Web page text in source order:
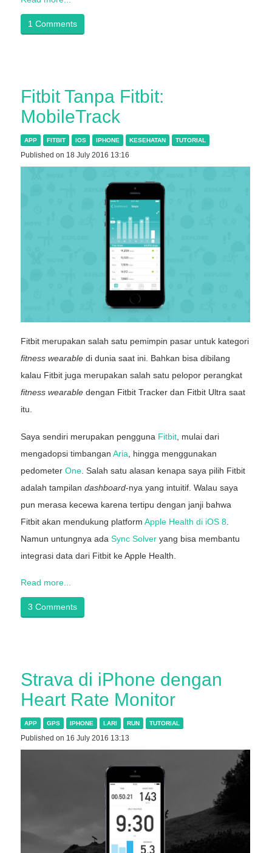
1 Comments
Fitbit Tanpa Fitbit:
MobileTrack
APP FITBIT IOS IPHONE KESEHATAN TUTORIAL
Published on 18 July 2016 13:16
Fitbit merupakan salah satu pemimpin pasar untuk kategori
fitness wearable di dunia saat ini. Bahkan bisa dibilang
kalau Fitbit juga merupakan salah satu pelopor perangkat
fitness wearable dengan Fitbit Tracker dan Fitbit Ultra saat
itu.
Saya sendiri merupakan pengguna Fitbit , mulai dari
mengadopsi timbangan Aria , hingga menggunakan
pedometer One . Salah satu alasan kenapa saya pilih Fitbit
adalah tampilan dashboard-nya yang intuitif. Walau saya
pun merasa kecewa karena tertipu dengan janji bahwa
Fitbit akan mendukung platform Apple Health di iOS 8
Namun untungnya ada Sync Solver yang bisa membantu
integrasi data dari Fitbit ke Apple Health.
Read more...
3 Comments
Strava di iPhone dengan
Heart Rate Monitor
APP GPS IPHONE LARI RUN TUTORIAL
Published on 16 July 2016 13:13